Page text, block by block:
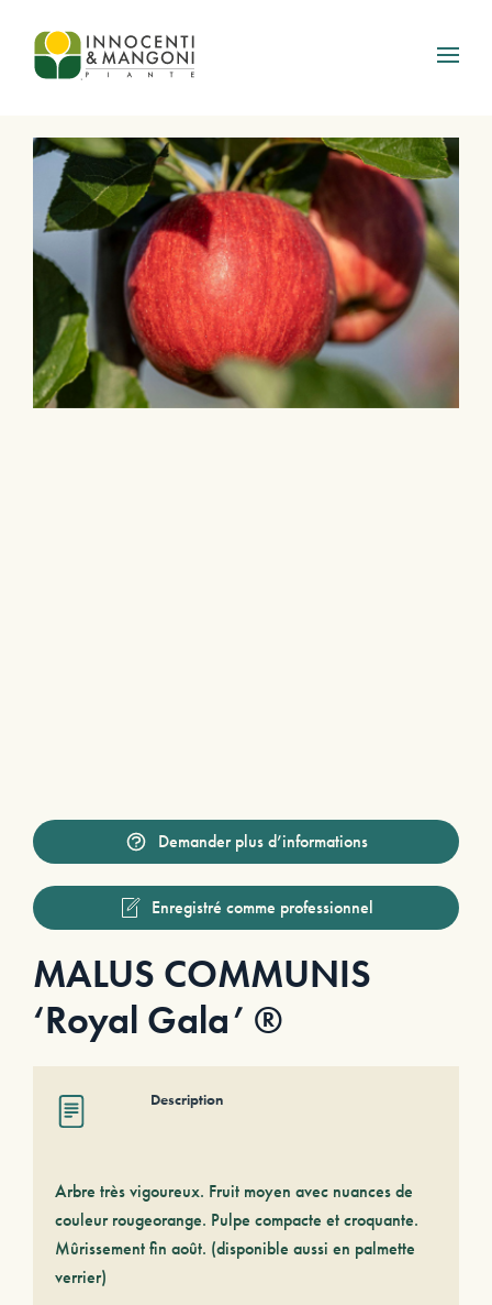
Skip to main content
Demander plus d’informations
Enregistré comme professionnel
MALUS COMMUNIS
‘Royal Gala’ ®
Description
Arbre très vigoureux. Fruit moyen avec nuances de
couleur rougeorange. Pulpe compacte et croquante.
Mûrissement fin août. (disponible aussi en palmette
verrier)